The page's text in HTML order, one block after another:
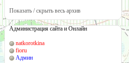
Показать / скрыть весь архив
Администрация сайта и Онлайн
natkorotkina
fioru
Админ